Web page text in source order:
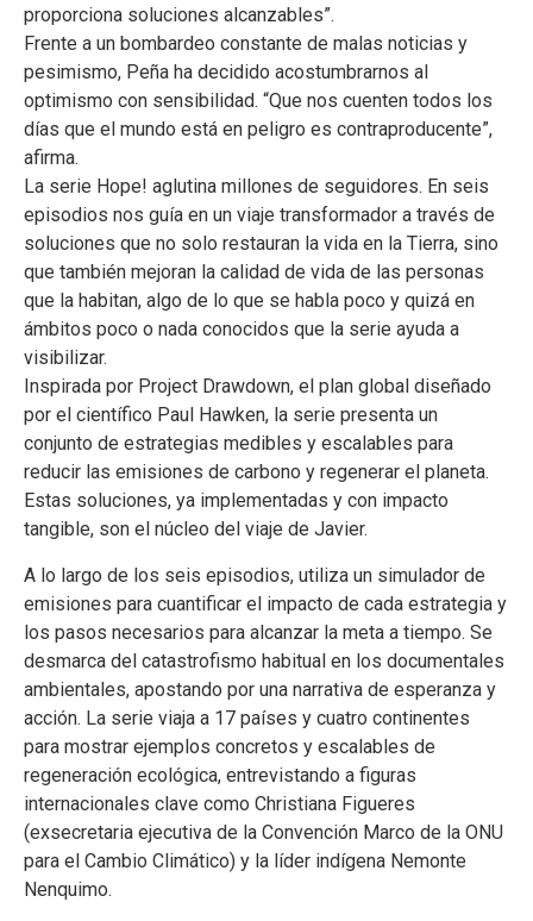
proporciona soluciones alcanzables”.
Frente a un bombardeo constante de malas noticias y
pesimismo, Peña ha decidido acostumbrarnos al
optimismo con sensibilidad. “Que nos cuenten todos los
días que el mundo está en peligro es contraproducente”,
afirma.
La serie Hope! aglutina millones de seguidores. En seis
episodios nos guía en un viaje transformador a través de
soluciones que no solo restauran la vida en la Tierra, sino
que también mejoran la calidad de vida de las personas
que la habitan, algo de lo que se habla poco y quizá en
ámbitos poco o nada conocidos que la serie ayuda a
visibilizar.
Inspirada por Project Drawdown, el plan global diseñado
por el científico Paul Hawken, la serie presenta un
conjunto de estrategias medibles y escalables para
reducir las emisiones de carbono y regenerar el planeta.
Estas soluciones, ya implementadas y con impacto
tangible, son el núcleo del viaje de Javier.
A lo largo de los seis episodios, utiliza un simulador de
emisiones para cuantificar el impacto de cada estrategia y
los pasos necesarios para alcanzar la meta a tiempo. Se
desmarca del catastrofismo habitual en los documentales
ambientales, apostando por una narrativa de esperanza y
acción. La serie viaja a 17 países y cuatro continentes
para mostrar ejemplos concretos y escalables de
regeneración ecológica, entrevistando a figuras
internacionales clave como Christiana Figueres
(exsecretaria ejecutiva de la Convención Marco de la ONU
para el Cambio Climático) y la líder indígena Nemonte
Nenquimo.